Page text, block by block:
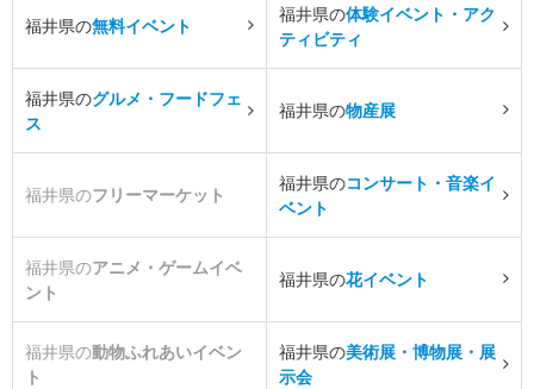
福井県の無料イベント
福井県の体験イベント・アク
ティビティ
福井県のグルメ・フードフェ
ス
福井県の物産展
福井県のフリーマーケット
福井県のコンサート・音楽イ
ベント
福井県のアニメ・ゲームイベ
ント
福井県の花イベント
福井県の動物ふれあいイベン
ト
福井県の美術展・博物展・展
示会